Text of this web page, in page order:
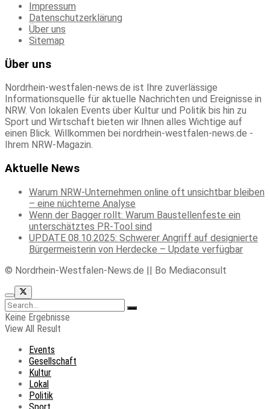
Impressum
Datenschutzerklärung
Über uns
Sitemap
Über uns
Nordrhein-westfalen-news.de ist Ihre zuverlässige
Informationsquelle für aktuelle Nachrichten und Ereignisse in
NRW. Von lokalen Events über Kultur und Politik bis hin zu
Sport und Wirtschaft bieten wir Ihnen alles Wichtige auf
einen Blick. Willkommen bei nordrhein-westfalen-news.de -
Ihrem NRW-Magazin.
Aktuelle News
Warum NRW-Unternehmen online oft unsichtbar bleiben
– eine nüchterne Analyse
Wenn der Bagger rollt: Warum Baustellenfeste ein
unterschätztes PR-Tool sind
UPDATE 08.10.2025: Schwerer Angriff auf designierte
Bürgermeisterin von Herdecke – Update verfügbar
© Nordrhein-Westfalen-News.de || Bo Mediaconsult
Keine Ergebnisse
View All Result
Events
Gesellschaft
Kultur
Lokal
Politik